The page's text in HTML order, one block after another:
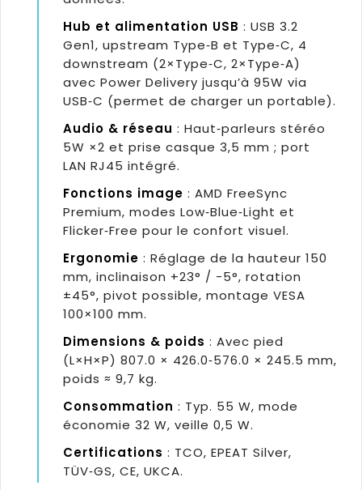
Hub et alimentation USB : USB 3.2
Gen1, upstream Type‑B et Type‑C, 4
downstream (2×Type‑C, 2×Type‑A)
avec Power Delivery jusqu’à 95W via
USB‑C (permet de charger un portable).
Audio & réseau : Haut‑parleurs stéréo
5W ×2 et prise casque 3,5 mm ; port
LAN RJ45 intégré.
Fonctions image : AMD FreeSync
Premium, modes Low‑Blue‑Light et
Flicker‑Free pour le confort visuel.
Ergonomie : Réglage de la hauteur 150
mm, inclinaison +23° / -5°, rotation
±45°, pivot possible, montage VESA
100×100 mm.
Dimensions & poids : Avec pied
(L×H×P) 807.0 × 426.0‑576.0 × 245.5 mm,
poids ≈ 9,7 kg.
Consommation : Typ. 55 W, mode
économie 32 W, veille 0,5 W.
Certifications : TCO, EPEAT Silver,
TÜV‑GS, CE, UKCA.